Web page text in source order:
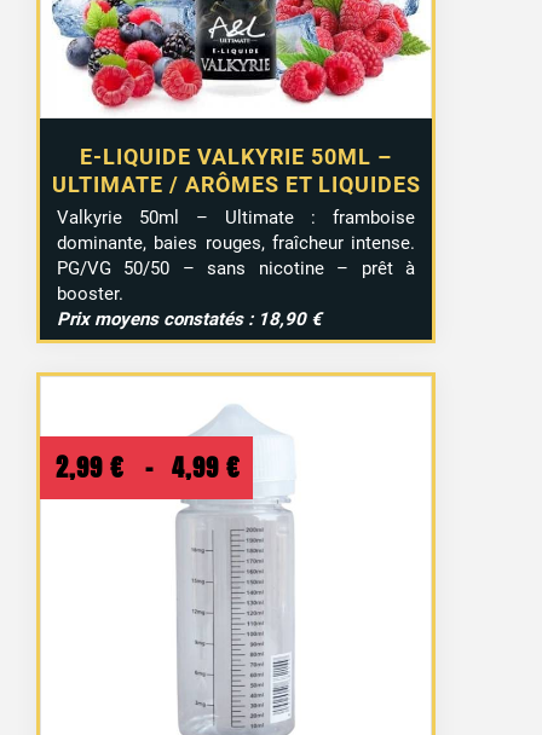
E-LIQUIDE VALKYRIE 50ML –
ULTIMATE / ARÔMES ET LIQUIDES
Valkyrie 50ml – Ultimate : framboise
dominante, baies rouges, fraîcheur intense.
PG/VG 50/50 – sans nicotine – prêt à
booster.
Prix moyens constatés : 18,90 €
2,99 € – 4,99 €
de
prix :
2,99 €
à
4,99 €